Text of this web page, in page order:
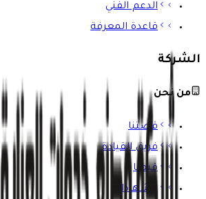
الدعم الفني
قاعدة المعرفة
الشركة
من نحن
قصتنا
فريق القيادة
قيمنا
الشهادات